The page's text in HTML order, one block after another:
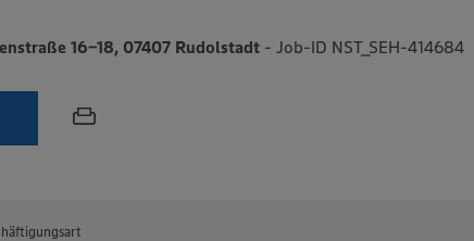
16-18, 07407 Rudolstadt - Job-ID NST_SEH-414684